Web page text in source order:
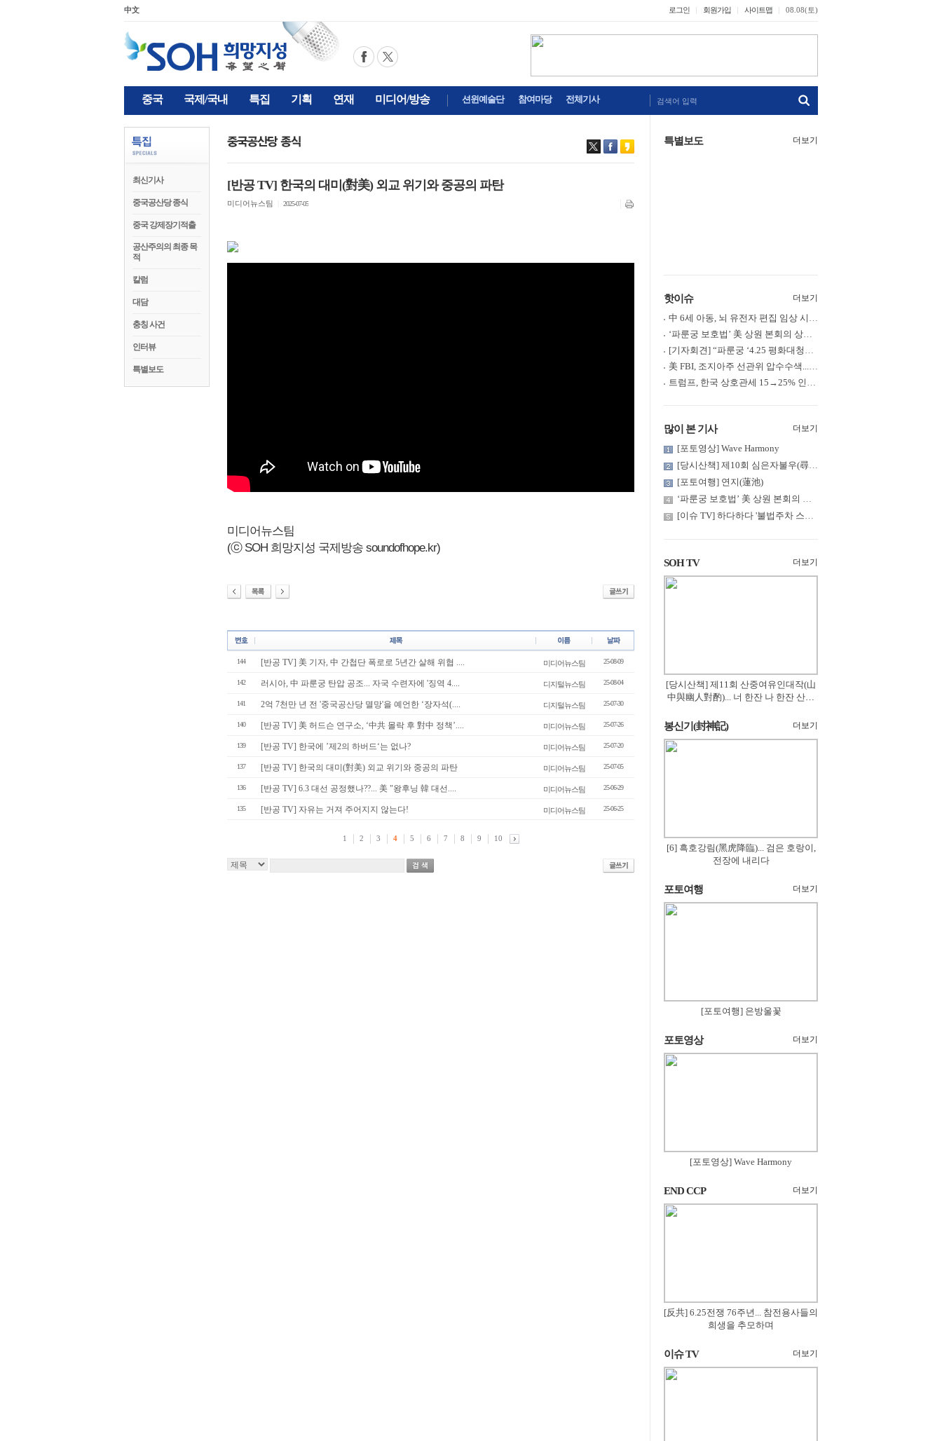
中文 로그인 회원가입 사이트맵 08.08(토)
중국 국제/국내 특집 기획 연재 미디어/방송 션윈예술단 참여마당 전체기사 검색어 입력
최신기사
중국공산당 종식
중국 강제장기적출
공산주의의 최종 목
적
칼럼
대담
충칭 사건
인터뷰
특별보도
[반공 TV] 한국의 대미(對美) 외교 위기와 중공의 파탄
미디어뉴스팀 2025-07-05
미디어뉴스팀
(ⓒ SOH 희망지성 국제방송 soundofhope.kr)
144 [반공 TV] 美 기자, 中 간첩단 폭로로 5년간 살해 위협 .... 미디어뉴스팀 25-08-09
142 러시아, 中 파룬궁 탄압 공조... 자국 수련자에 '징역 4.... 디지털뉴스팀 25-08-04
141 2억 7천만 년 전 '중국공산당 멸망'을 예언한 ‘장자석(.... 디지털뉴스팀 25-07-30
140 [반공 TV] 美 허드슨 연구소, ‘中共 몰락 후 對中 정책’.... 미디어뉴스팀 25-07-26
139 [반공 TV] 한국에 ’제2의 하버드‘는 없나? 미디어뉴스팀 25-07-20
137 [반공 TV] 한국의 대미(對美) 외교 위기와 중공의 파탄 미디어뉴스팀 25-07-05
136 [반공 TV] 6.3 대선 공정했나??... 美 "왕후닝 韓 대선.... 미디어뉴스팀 25-06-29
135 [반공 TV] 자유는 거져 주어지지 않는다! 미디어뉴스팀 25-06-25
1 2 3 4 5 6 7 8 9 10
특별보도 더보기
핫이슈 더보기
中 6세 아동, 뇌 유전자 편집 임상 시험 중 사망... 의료진 1년간 ....
‘파룬궁 보호법’ 美 상원 본회의 상정... 최종 입법 ‘초읽기’
[기자회견] “파룬궁 ‘4.25 평화대청원’ 기념 & 중공의 션윈 공연 .....
美 FBI, 조지아주 선관위 압수수색... 트럼프 “부정선거 증거 확보....
트럼프, 한국 상호관세 15→25% 인상... “韓 국회 무력합의 미비준”....
많이 본 기사 더보기
[포토영상] Wave Harmony
[당시산책] 제10회 심은자불우(尋隱者不遇)... 깊은 산 구름 속 어....
[포토여행] 연지(蓮池)
‘파룬궁 보호법’ 美 상원 본회의 상정... 최종 입법 ‘초읽기’
[이슈 TV] 하다하다 '불법주차 스티커'까지... 가짜 'QR코드' 주의
SOH TV 더보기
[당시산책] 제11회 산중여유인대작(山
中與幽人對酌)... 너 한잔 나 한잔 산의
봉신기(封神記) 더보기
[6] 흑호강림(黑虎降臨)... 검은 호랑이,
전장에 내리다
포토여행 더보기
[포토여행] 은방울꽃
포토영상 더보기
[포토영상] Wave Harmony
END CCP 더보기
[反共] 6.25전쟁 76주년... 참전용사들의
희생을 추모하며
이슈 TV 더보기